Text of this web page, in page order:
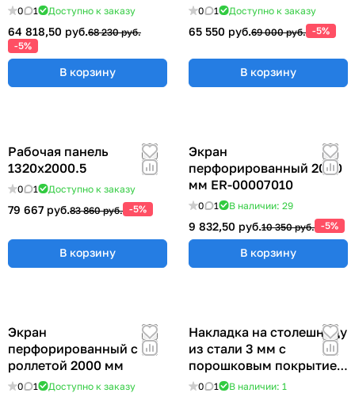
0 1 Доступно к заказу
64 818,50 руб.68 230 руб.
-5%
В корзину
0 1 Доступно к заказу
65 550 руб.69 000 руб. -5%
В корзину
Рабочая панель
1320х2000.5
0 1 Доступно к заказу
79 667 руб.83 860 руб. -5%
В корзину
Экран
перфорированный 2000
мм ER-00007010
0 1 В наличии: 29
9 832,50 руб.10 350 руб. -5%
В корзину
Экран
перфорированный с
роллетой 2000 мм
0 1 Доступно к заказу
Накладка на столешницу
из стали 3 мм с
порошковым покрытием
(ширина 2000 мм)
0 1 В наличии: 1